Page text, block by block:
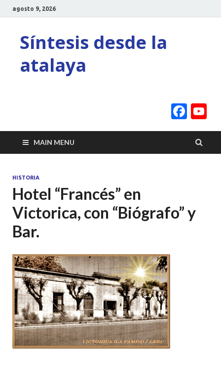
agosto 9, 2026
Síntesis desde la
atalaya
MAIN MENU
HISTORIA
Hotel “Francés” en
Victorica, con “Biógrafo” y
Bar.